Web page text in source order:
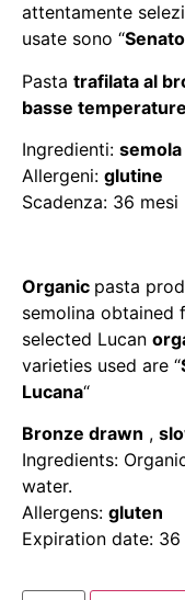
attentamente
usate sono “
Pasta trafilata al
basse temperature
Ingredienti:
Allergeni: glutine
Scadenza: 36 mesi
Organic pasta
semolina obtained
selected Lucan
varieties used are “
Lucana“
Bronze drawn ,
Ingredients:
water.
Allergens: gluten
Expiration date: